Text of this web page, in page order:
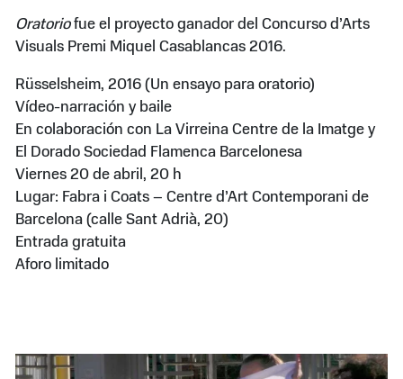
Oratoriofue el proyecto ganador del Concurso d’Arts
Visuals Premi Miquel Casablancas 2016.
Rüsselsheim, 2016 (Un ensayo para oratorio)
Vídeo-narración y baile
En colaboración con La Virreina Centre de la Imatge y
El Dorado Sociedad Flamenca Barcelonesa
Viernes 20 de abril, 20 h
Lugar: Fabra i Coats – Centre d’Art Contemporani de
Barcelona (calle Sant Adrià, 20)
Entrada gratuita
Aforo limitado